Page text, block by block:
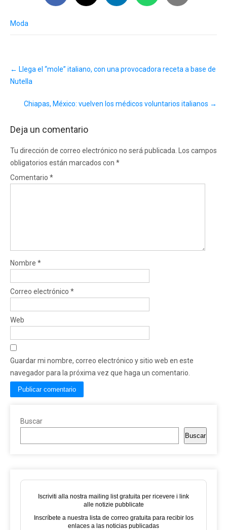
Moda
navigation
← Llega el “mole” italiano, con una provocadora receta a base de
Nutella
Chiapas, México: vuelven los médicos voluntarios italianos →
Deja un comentario
Tu dirección de correo electrónico no será publicada.
Los campos
obligatorios están marcados con *
Comentario *
Nombre *
Correo electrónico *
Web
Guardar mi nombre, correo electrónico y sitio web en este
navegador para la próxima vez que haga un comentario.
Buscar
Buscar
Iscriviti alla nostra mailing list gratuita per ricevere i link
alle notizie pubblicate
Inscríbete a nuestra lista de correo gratuita para recibir los
enlaces a las noticias publicadas